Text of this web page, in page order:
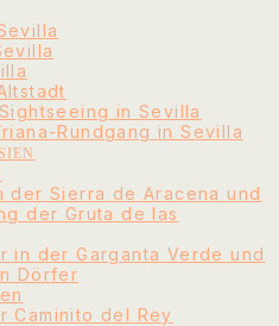
in Sevilla
Rundgang in Sevilla
der Sierra de Aracena und
der Gruta de las
in der Garganta Verde und
Dörfer
Caminito del Rey